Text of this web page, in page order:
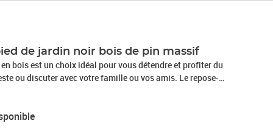
de jardin noir bois de pin massif
bois est un choix idéal pour vous détendre et profiter du
ou discuter avec votre famille ou vos amis. Le repose-
en bois de pin massif, ce qui le rend robuste et stable. De
flexible et facile à déplacer pour s'adapter à n'importe quelle